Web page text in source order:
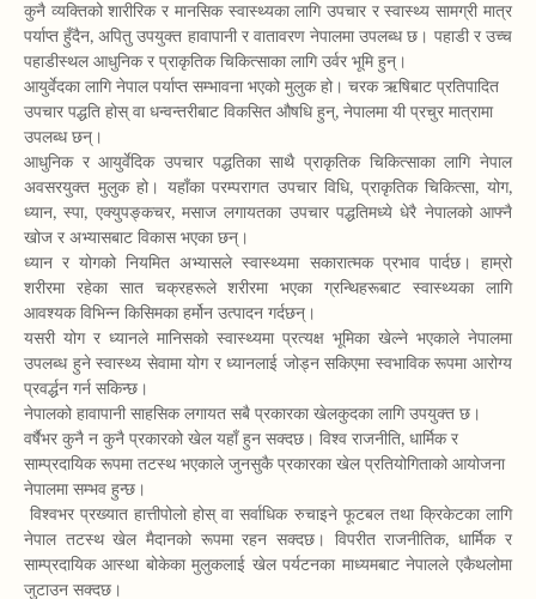
कुनै व्यक्तिको शारीरिक र मानसिक स्वास्थ्यका लागि उपचार र स्वास्थ्य सामग्री मात्र
पर्याप्त हुँदैन, अपितु उपयुक्त हावापानी र वातावरण नेपालमा उपलब्ध छ। पहाडी र उच्च
पहाडीस्थल आधुनिक र प्राकृतिक चिकित्साका लागि उर्वर भूमि हुन्।
आयुर्वेदका लागि नेपाल पर्याप्त सम्भावना भएको मुलुक हो। चरक ऋषिबाट प्रतिपादित
उपचार पद्धति होस् वा धन्वन्तरीबाट विकसित औषधि हुन्, नेपालमा यी प्रचुर मात्रामा
उपलब्ध छन्।
आधुनिक र आयुर्वेदिक उपचार पद्धतिका साथै प्राकृतिक चिकित्साका लागि नेपाल
अवसरयुक्त मुलुक हो। यहाँका परम्परागत उपचार विधि, प्राकृतिक चिकित्सा, योग,
ध्यान, स्पा, एक्युपङ्कचर, मसाज लगायतका उपचार पद्धतिमध्ये धेरै नेपालको आफ्नै
खोज र अभ्यासबाट विकास भएका छन्।
ध्यान र योगको नियमित अभ्यासले स्वास्थ्यमा सकारात्मक प्रभाव पार्दछ। हाम्रो
शरीरमा रहेका सात चक्रहरूले शरीरमा भएका ग्रन्थिहरूबाट स्वास्थ्यका लागि
आवश्यक विभिन्न किसिमका हर्मोन उत्पादन गर्दछन्।
यसरी योग र ध्यानले मानिसको स्वास्थ्यमा प्रत्यक्ष भूमिका खेल्ने भएकाले नेपालमा
उपलब्ध हुने स्वास्थ्य सेवामा योग र ध्यानलाई जोड्न सकिएमा स्वभाविक रूपमा आरोग्य
प्रवर्द्धन गर्न सकिन्छ।
नेपालको हावापानी साहसिक लगायत सबै प्रकारका खेलकुदका लागि उपयुक्त छ।
वर्षैभर कुनै न कुनै प्रकारको खेल यहाँ हुन सक्दछ। विश्व राजनीति, धार्मिक र
साम्प्रदायिक रूपमा तटस्थ भएकाले जुनसुकै प्रकारका खेल प्रतियोगिताको आयोजना
नेपालमा सम्भव हुन्छ।
विश्वभर प्रख्यात हात्तीपोलो होस् वा सर्वाधिक रुचाइने फूटबल तथा क्रिकेटका लागि
नेपाल तटस्थ खेल मैदानको रूपमा रहन सक्दछ। विपरीत राजनीतिक, धार्मिक र
साम्प्रदायिक आस्था बोकेका मुलुकलाई खेल पर्यटनका माध्यमबाट नेपालले एकैथलोमा
जुटाउन सक्दछ।